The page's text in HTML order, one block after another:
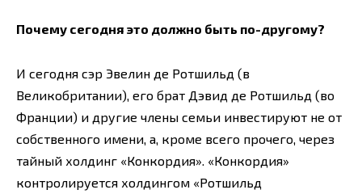
Почему сегодня это должно быть по-другому?
И сегодня сэр Эвелин де Ротшильд (в
Великобритании), его брат Дэвид де Ротшильд (во
Франции) и другие члены семьи инвестируют не от
собственного имени, а, кроме всего прочего, через
тайный холдинг «Конкордия». «Конкордия»
контролируется холдингом «Ротшильд